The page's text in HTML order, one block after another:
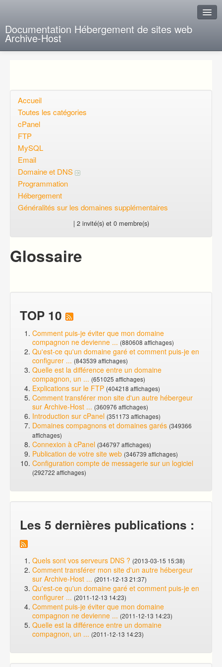
Documentation Hébergement de sites web
Archive-Host
Questions ouvertes
Voulez-vous vous inscrire?
Connexion
Accueil
Toutes les catégories
cPanel
FTP
MySQL
Email
Domaine et DNS
Programmation
Hébergement
Généralités sur les domaines supplémentaires
| 2 invité(s) et 0 membre(s)
Glossaire
TOP 10
Comment puis-je éviter que mon domaine
compagnon ne devienne ... (880608 affichages)
Qu'est-ce qu'un domaine garé et comment puis-je en
configurer ... (843539 affichages)
Quelle est la différence entre un domaine
compagnon, un ... (651025 affichages)
Explications sur le FTP (404218 affichages)
Comment transférer mon site d'un autre hébergeur
sur Archive-Host ... (360976 affichages)
Introduction sur cPanel (351173 affichages)
Domaines compagnons et domaines garés (349366
affichages)
Connexion à cPanel (346797 affichages)
Publication de votre site web (346739 affichages)
Configuration compte de messagerie sur un logiciel
(292722 affichages)
Les 5 dernières publications :
Quels sont vos serveurs DNS ? (2013-03-15 15:38)
Comment transférer mon site d'un autre hébergeur
sur Archive-Host ... (2011-12-13 21:37)
Qu'est-ce qu'un domaine garé et comment puis-je en
configurer ... (2011-12-13 14:23)
Comment puis-je éviter que mon domaine
compagnon ne devienne ... (2011-12-13 14:23)
Quelle est la différence entre un domaine
compagnon, un ... (2011-12-13 14:23)